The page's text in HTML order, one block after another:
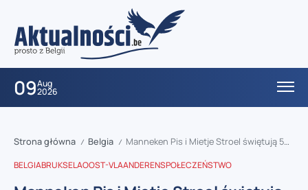
09Aug
2026
Strona główna / Belgia / Manneken Pis i Mietje Stroel świętują 50 lat zaręczyn – walentynkowy jubileusz dwóch sikających figurek
BELGIABRUKSELAOOST-VLAANDERENSPOŁECZEŃSTWO